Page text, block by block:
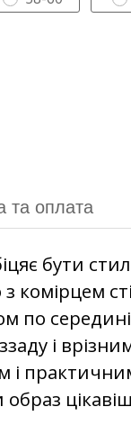
та оплата
бути
комірцем
по
і
і
образ